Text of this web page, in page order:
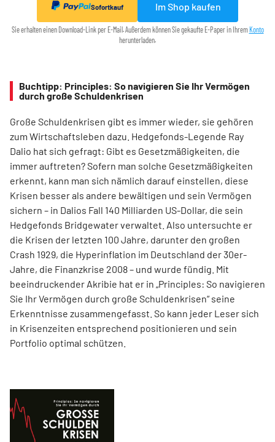
Sofortkauf Im Shop kaufen
Sie erhalten einen Download-Link per E-Mail. Außerdem können Sie gekaufte E-Paper in Ihrem Konto
herunterladen.
Buchtipp: Principles: So navigieren Sie Ihr Vermögen
durch große Schuldenkrisen
Große Schuldenkrisen gibt es immer wieder, sie gehören
zum Wirtschaftsleben dazu. Hedgefonds-Legende Ray
Dalio hat sich gefragt: Gibt es Gesetzmäßigkeiten, die
immer auftreten? Sofern man solche Gesetzmäßigkeiten
erkennt, kann man sich nämlich darauf einstellen, diese
Krisen besser als andere bewältigen und sein Vermögen
sichern – in Dalios Fall 140 Milliarden US-Dollar, die sein
Hedgefonds Bridgewater verwaltet. Also untersuchte er
die Krisen der letzten 100 Jahre, darunter den großen
Crash 1929, die Hyperinflation im Deutschland der 30er-
Jahre, die Finanzkrise 2008 – und wurde fündig. Mit
beeindruckender Akribie hat er in „Principles: So navigieren
Sie Ihr Vermögen durch große Schuldenkrisen“ seine
Erkenntnisse zusammengefasst. So kann jeder Leser sich
in Krisenzeiten entsprechend positionieren und sein
Portfolio optimal schützen.